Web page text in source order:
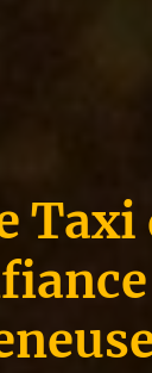
Taxi